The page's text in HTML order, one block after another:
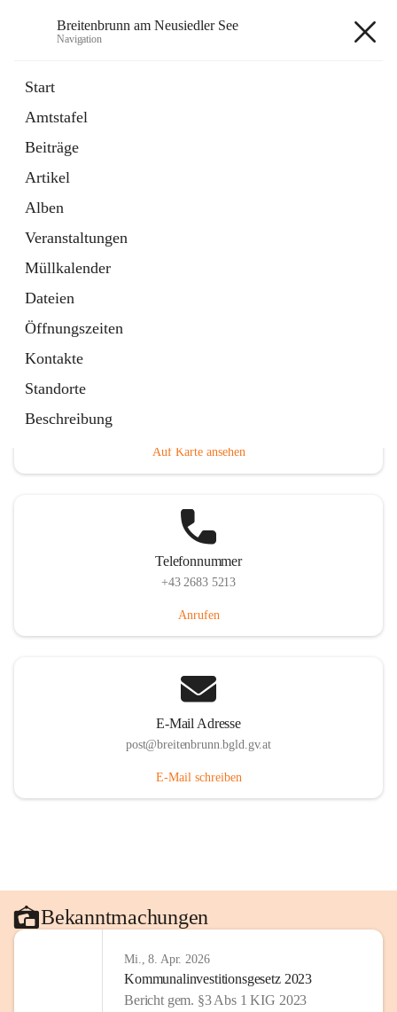
Breitenbrunn am Neusiedler See
Navigation
Start
Amtstafel
Beiträge
Artikel
Alben
Veranstaltungen
Müllkalender
Dateien
Öffnungszeiten
Kontakte
Standorte
Beschreibung
18 Schnellzugriffe
Gemeindeservice
Auf Karte ansehen
Telefonnummer
+43 2683 5213
Anrufen
E-Mail Adresse
post@breitenbrunn.bgld.gv.at
E-Mail schreiben
Bekanntmachungen
Mi., 8. Apr. 2026
Kommunalinvestitionsgesetz 2023
Bericht gem. §3 Abs 1 KIG 2023